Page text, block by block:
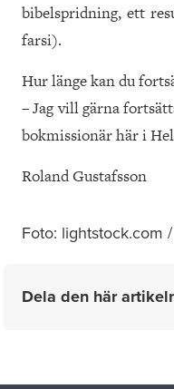
bibelspridning, ett
farsi).
Hur länge kan du
– Jag vill gärna
bokmissionär här i
Roland Gustafsson
Foto: lightstock.com
Dela den här